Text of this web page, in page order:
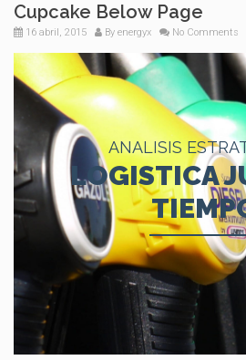
Cupcake Below Page
16 abril, 2015 By energyx No Comments
ANALISIS
LOGISTICA